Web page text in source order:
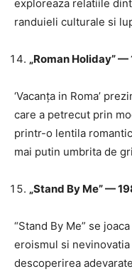
exploreaza relatiile
randuieli culturale si
„Roman Holiday” —
‘Vacanța in Roma’
care a petrecut prin
printr-o lentila
mai putin umbrita de
„Stand By Me” —
“Stand By Me” se
eroismul si
descoperirea